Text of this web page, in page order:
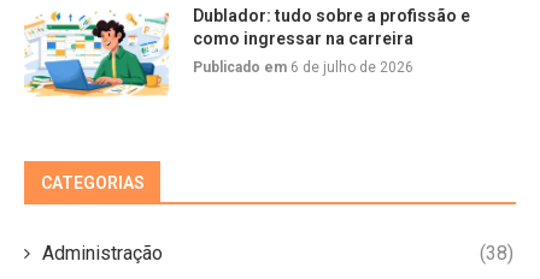
Dublador: tudo sobre a profissão e
como ingressar na carreira
Publicado em 6 de julho de 2026
CATEGORIAS
Administração (38)